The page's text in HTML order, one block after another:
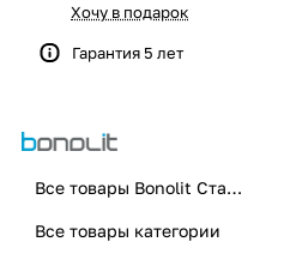
Хочу в подарок
Гарантия 5 лет
Все товары Bonolit Старая Купавна
Все товары категории